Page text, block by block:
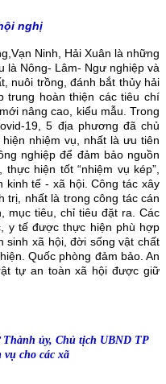
nghị
Ninh, Hải Xuân là những
là Nông- Lâm- Ngư nghiệp và
nuôi trồng, đánh bắt thủy hải
trung hoàn thiện các tiêu chí
nâng cao, kiểu mẫu. Trong
19, 5 địa phương đã chủ
nhiệm vụ, nhất là ưu tiên
nghiệp để đảm bảo nguồn
hiện tốt “nhiệm vụ kép”,
kinh tế - xã hội. Công tác xây
trị, nhất là trong công tác cán
mục tiêu, chỉ tiêu đặt ra. Các
y tế được thực hiện phù hợp
sinh xã hội, đời sống vật chất
Quốc phòng đảm bảo. An
tự an toàn xã hội được giữ
ủy, Chủ tịch UBND TP
vụ cho các xã